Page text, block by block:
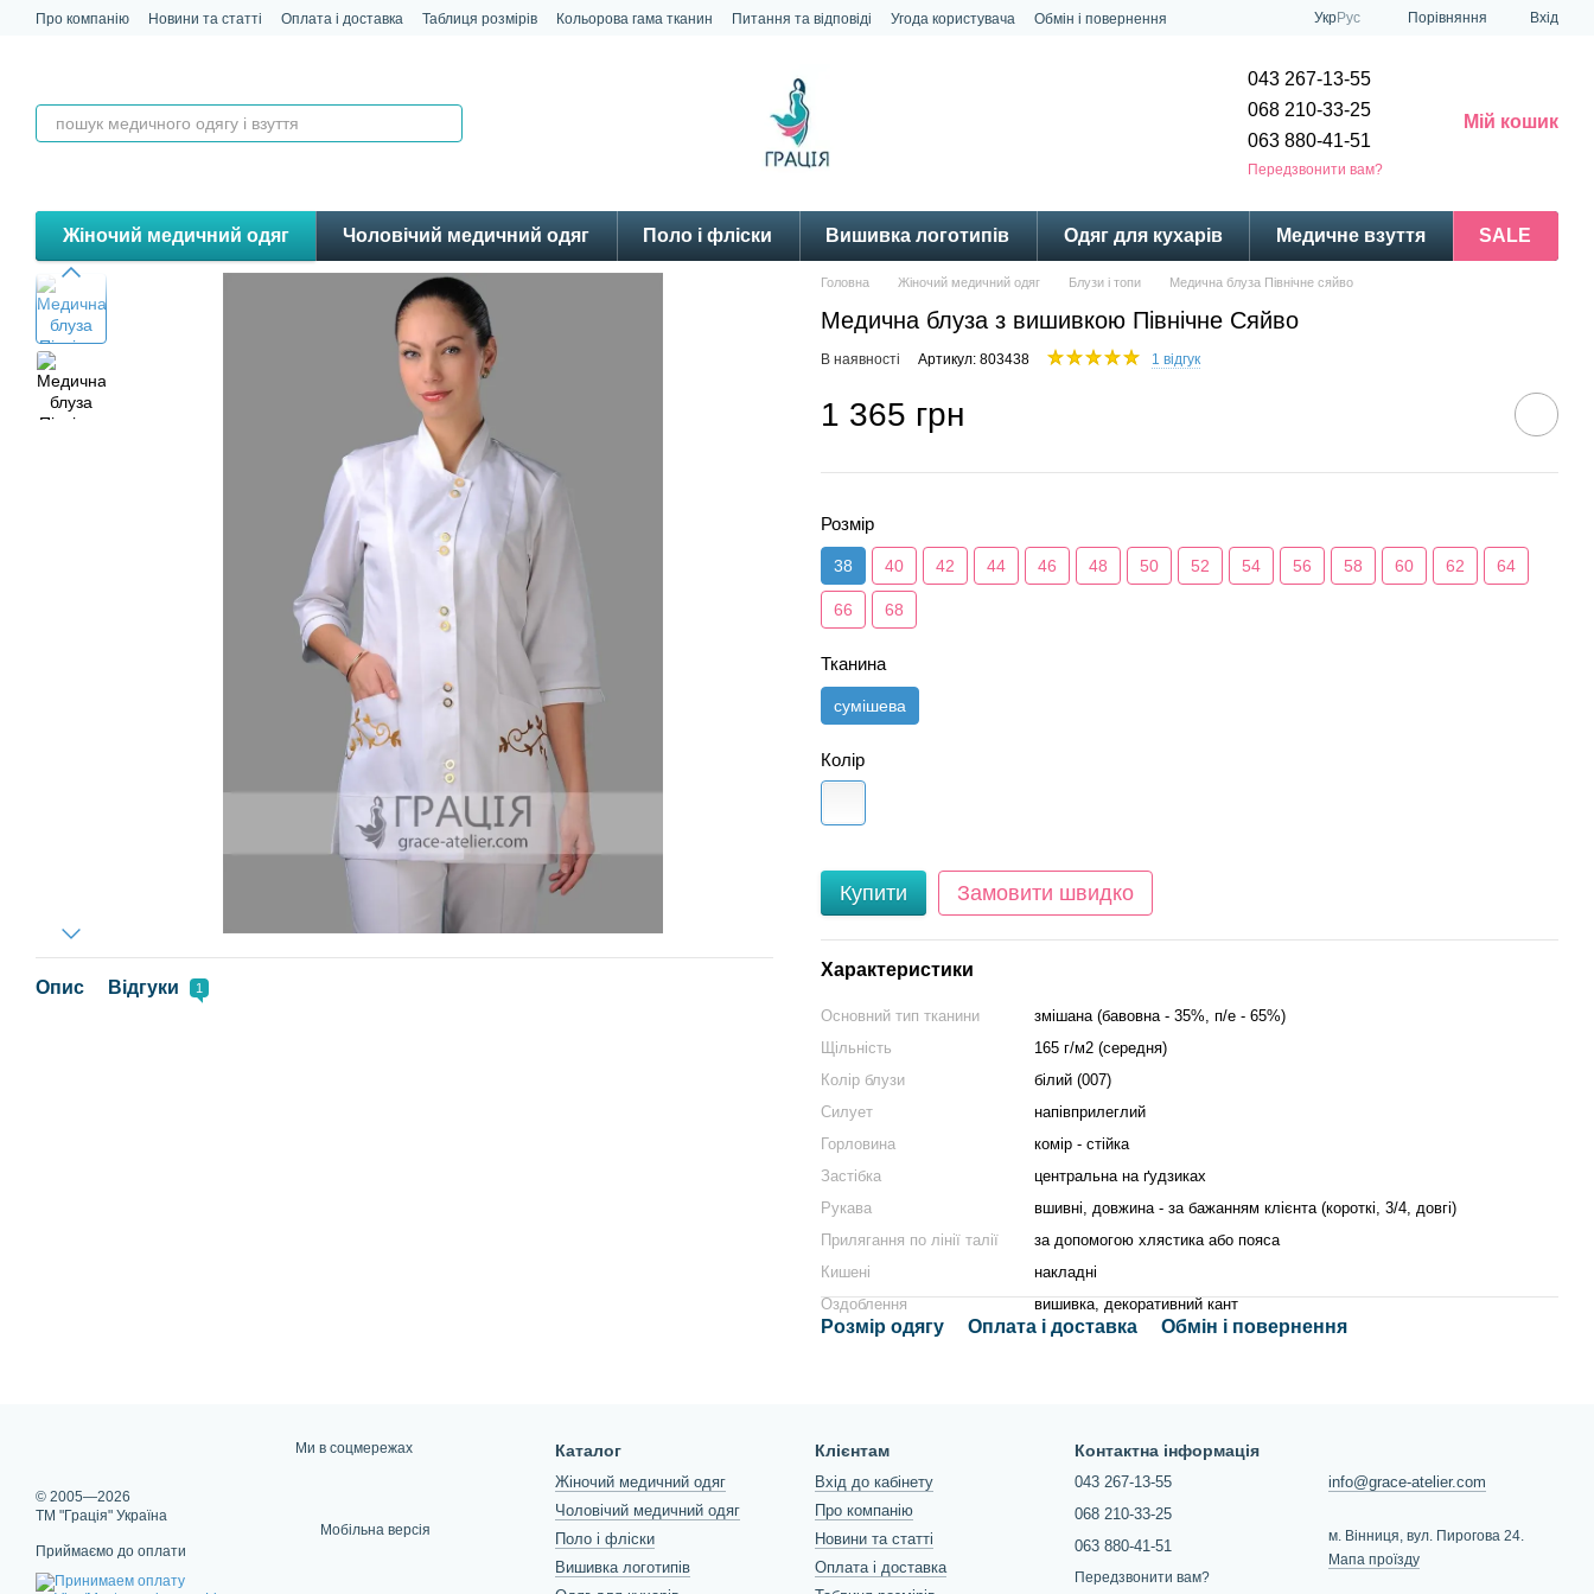
Перейти до основного контенту
Про компанію Новини та статті Оплата і доставка Таблиця розмірів Кольорова гама тканин Питання та відповіді Угода користувача
Обмін і повернення
УкрРус Порівняння Вхід
043 267-13-55
068 210-33-25
063 880-41-51
Передзвонити вам?
Мій кошик
Жіночий медичний одяг Чоловічий медичний одяг Поло і фліски Вишивка логотипів Одяг для кухарів Медичне взуття SALE
Опис Відгуки 1
Головна Жіночий медичний одяг Блузи і топи Медична блуза Північне сяйво
Медична блуза з вишивкою Північне Сяйво
В наявності Артикул: 803438 1 відгук
1 365 грн
Розмір
38 40 42 44 46 48 50 52 54 56 58 60 62 64
66 68
Тканина
сумішева
Колір
Купити Замовити швидко
Характеристики
Основний тип тканини
змішана (бавовна - 35%, п/е - 65%)
Щільність
165 г/м2 (середня)
Колір блузи
білий (007)
Силует
напівприлеглий
Горловина
комір - стійка
Застібка
центральна на ґудзиках
Рукава
вшивні, довжина - за бажанням клієнта (короткі, 3/4, довгі)
Прилягання по лінії талії
за допомогою хлястика або пояса
Кишені
накладні
Оздоблення
вишивка, декоративний кант
Розмір одягу Оплата і доставка Обмін і повернення
© 2005—2026
ТМ "Грація" Україна
Приймаємо до оплати
Ми в соцмережах
Мобільна версія
Каталог
Жіночий медичний одяг
Чоловічий медичний одяг
Поло і фліски
Вишивка логотипів
Клієнтам
Вхід до кабінету
Про компанію
Новини та статті
Оплата і доставка
Контактна інформація
043 267-13-55
068 210-33-25
063 880-41-51
Передзвонити вам?
info@grace-atelier.com
м. Вінниця, вул. Пирогова 24.
Мапа проїзду